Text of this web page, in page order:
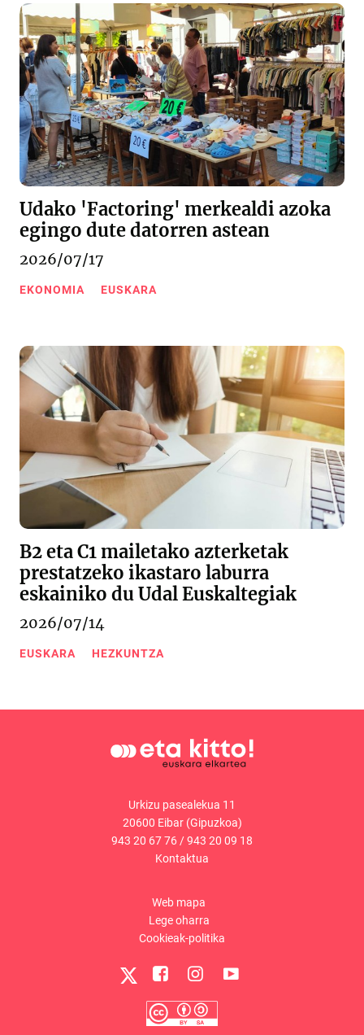
Udako 'Factoring' merkealdi azoka
egingo dute datorren astean
2026/07/17
EKONOMIA EUSKARA
B2 eta C1 mailetako azterketak
prestatzeko ikastaro laburra
eskainiko du Udal Euskaltegiak
2026/07/14
EUSKARA HEZKUNTZA
Urkizu pasealekua 11
20600 Eibar (Gipuzkoa)
943 20 67 76/943 20 09 18
Kontaktua
Web mapa
Lege oharra
Cookieak-politika